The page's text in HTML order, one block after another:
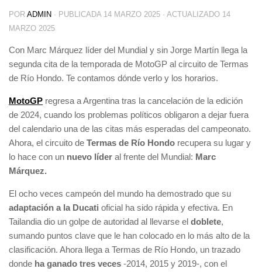
POR ADMIN · PUBLICADA 14 MARZO 2025 · ACTUALIZADO 14
MARZO 2025
Con Marc Márquez líder del Mundial y sin Jorge Martín llega la
segunda cita de la temporada de MotoGP al circuito de Termas
de Río Hondo. Te contamos dónde verlo y los horarios.
MotoGP regresa a Argentina tras la cancelación de la edición
de 2024, cuando los problemas políticos obligaron a dejar fuera
del calendario una de las citas más esperadas del campeonato.
Ahora, el circuito de Termas de Río Hondo recupera su lugar y
lo hace con un nuevo líder al frente del Mundial: Marc
Márquez.
El ocho veces campeón del mundo ha demostrado que su
adaptación a la Ducati oficial ha sido rápida y efectiva. En
Tailandia dio un golpe de autoridad al llevarse el doblete,
sumando puntos clave que le han colocado en lo más alto de la
clasificación. Ahora llega a Termas de Río Hondo, un trazado
donde ha ganado tres veces -2014, 2015 y 2019-, con el